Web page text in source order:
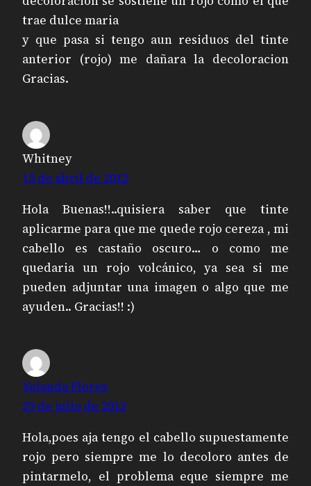
trae dulce maria
y que pasa si tengo aun residuos del tinte
anterior (rojo) me dañara la decoloracion
Gracias.
Whitney
15 de abril de 2012
Hola Buenas!!..quisiera saber que tinte
aplicarme para que me quede rojo cereza , mi
cabello es castaño oscuro… o como me
quedaria un rojo volcánico, ya sea si me
pueden adjuntar una imagen o algo que me
ayuden.. Gracias!! :)
Yolanda Flores
29 de julio de 2012
Hola,poes aja tengo el cabello supuestamente
rojo pero siempre me lo decoloro antes de
pintarmelo, el problema eque siempre me